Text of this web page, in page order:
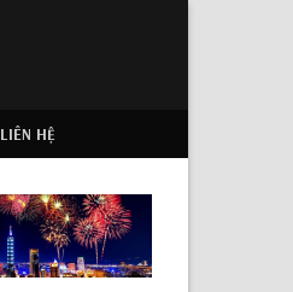
LIÊN HỆ